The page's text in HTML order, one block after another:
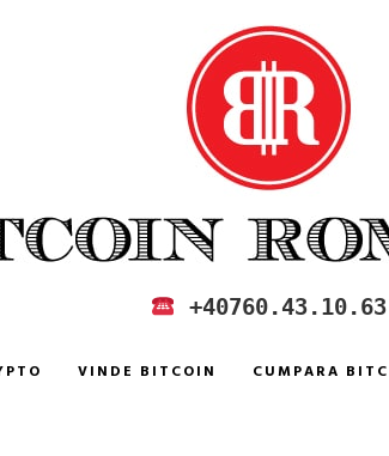
ROMANIA +40760.43.10.63
VINDE BITCOIN CUMPARA